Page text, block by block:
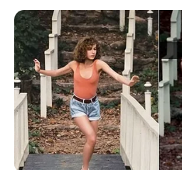
liebenswertes Städtchen
Der barocke
Schloss mit Schlosskirche
weshalb diese unter
wurden. Auf Anfrage kann
den Ort mitmachen und so
Geschichten der früheren
Häuser erfahren. Außerdem
einem Bergsporn über